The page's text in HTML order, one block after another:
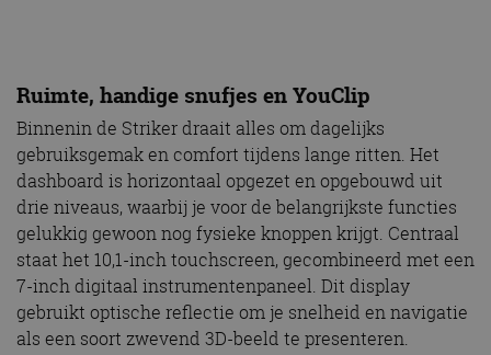
Ruimte, handige snufjes en YouClip
Binnenin de Striker draait alles om dagelijks
gebruiksgemak en comfort tijdens lange ritten. Het
dashboard is horizontaal opgezet en opgebouwd uit
drie niveaus, waarbij je voor de belangrijkste functies
gelukkig gewoon nog fysieke knoppen krijgt. Centraal
staat het 10,1-inch touchscreen, gecombineerd met een
7-inch digitaal instrumentenpaneel. Dit display
gebruikt optische reflectie om je snelheid en navigatie
als een soort zwevend 3D-beeld te presenteren.